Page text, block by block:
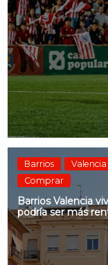
Barrios Valencia
Comprar
Barrios Valencia
podría ser más